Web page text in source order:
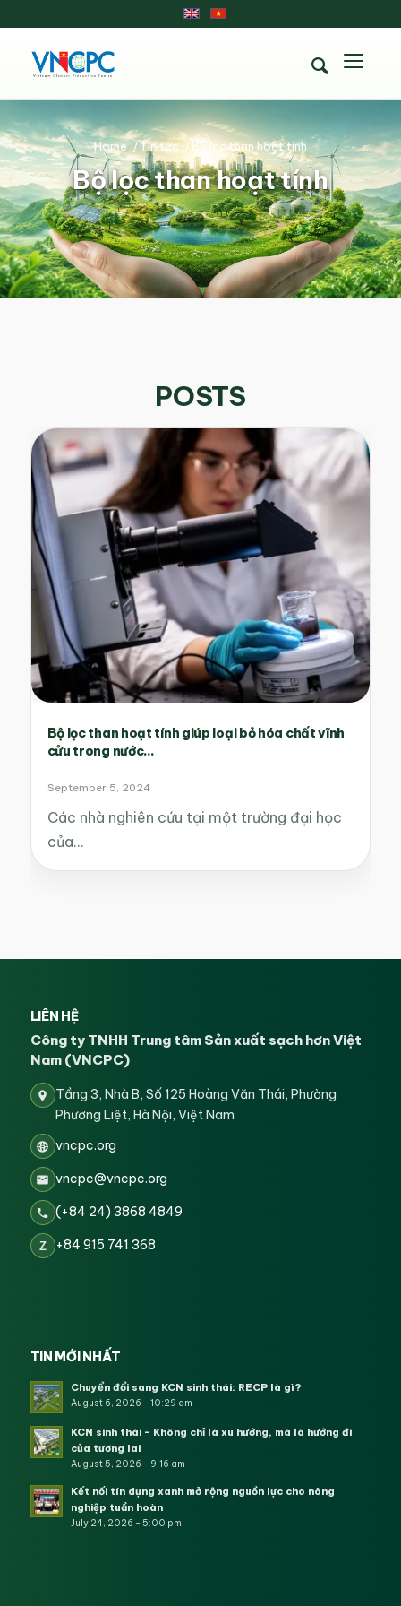
Bộ lọc than hoạt tính
Home /Tin tức / Bộ lọc than hoạt tính
POSTS
Bộ lọc than hoạt tính giúp loại bỏ hóa chất vĩnh
cửu trong nước...
September 5, 2024
Các nhà nghiên cứu tại một trường đại học
của…
LIÊN HỆ
Công ty TNHH Trung tâm Sản xuất sạch hơn Việt
Nam (VNCPC)
Tầng 3, Nhà B, Số 125 Hoàng Văn Thái, Phường
Phương Liệt, Hà Nội, Việt Nam
vncpc.org
vncpc@vncpc.org
(+84 24) 3868 4849
Z +84 915 741 368
TIN MỚI NHẤT
Chuyển đổi sang KCN sinh thái: RECP là gì?
August 6, 2026 - 10:29 am
KCN sinh thái – Không chỉ là xu hướng, mà là hướng đi
của tương lai
August 5, 2026 - 9:16 am
Kết nối tín dụng xanh mở rộng nguồn lực cho nông
nghiệp tuần hoàn
July 24, 2026 - 5:00 pm